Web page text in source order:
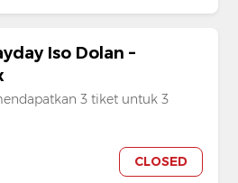
Iso Dolan –
3 tiket untuk 3
CLOSED